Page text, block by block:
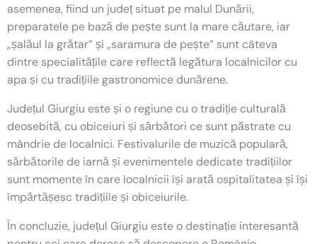
asemenea, fiind un județ situat pe malul Dunării,
preparatele pe bază de pește sunt la mare căutare, iar
„șalăul la grătar” și „saramura de pește” sunt câteva
dintre specialitățile care reflectă legătura localnicilor cu
apa și cu tradițiile gastronomice dunărene.
Județul Giurgiu este și o regiune cu o tradiție culturală
deosebită, cu obiceiuri și sărbători ce sunt păstrate cu
mândrie de localnici. Festivalurile de muzică populară,
sărbătorile de iarnă și evenimentele dedicate tradițiilor
sunt momente în care localnicii își arată ospitalitatea și își
împărtășesc tradițiile și obiceiurile.
În concluzie, județul Giurgiu este o destinație interesantă